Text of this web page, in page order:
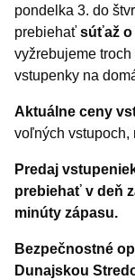
pondelka 3. do
prebiehať súťaž o
vyžrebujeme
vstupenky na
Aktuálne ceny
voľných vstupoch,
Predaj
prebiehať v deň
minúty zápasu.
Bezpečnostné
Dunajskou